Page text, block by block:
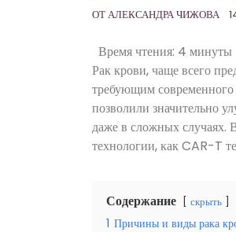
ОТАЛЕКСАНДРА ЧИЖОВА
Время чтения: 4 минуты
Рак крови, чаще всего
требующим
позволили значительно
даже в сложных случаях.
технологии, как CAR-T
Содержание скрыть
1 Причины и виды рака